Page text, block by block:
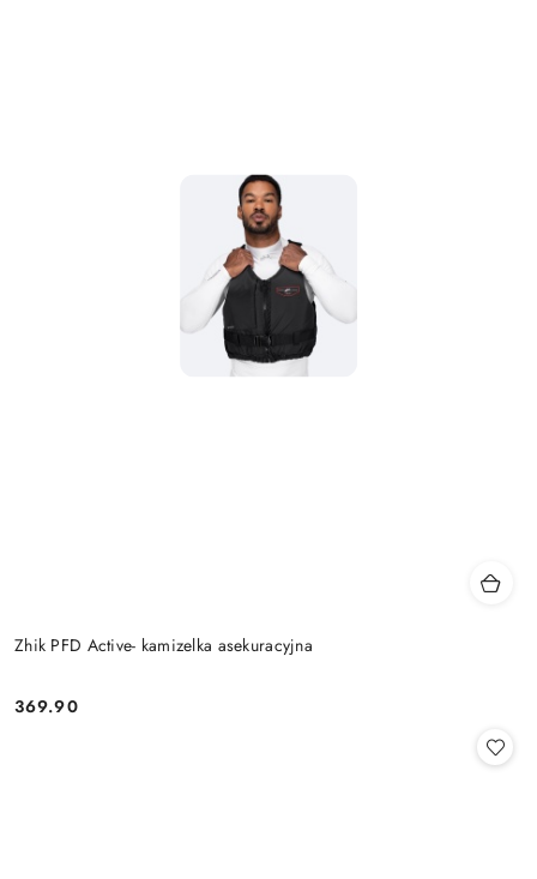
Zhik PFD Active- kamizelka asekuracyjna
Cena:
369.90